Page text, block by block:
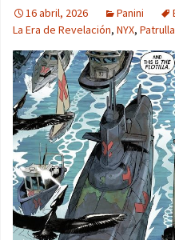
16 abril, 2026 Panini
La Era de Revelación, NYX,